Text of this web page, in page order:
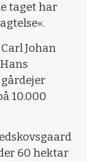
taget har
Johan
10.000
60 hektar